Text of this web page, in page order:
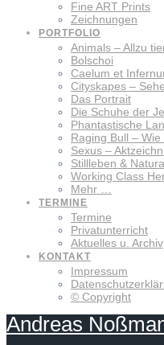
Fine ART Prints
Zeichnungen
PORTFOLIO
Animals – Allzu
Bolschoi
Caelum et
Cityskapes –
Das Portrait
Die Schuhe der
Phantastische
Raging Bull –
Sexus –
Stillleben &
Working Class
Mehr …
TERMINE
Termine
Privatunterricht
Aktuelles u. Archiv
KONTAKT
Impressum
© Copyright
Andreas